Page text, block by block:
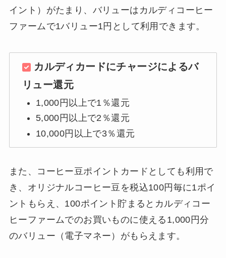
イント）がたまり、バリューはカルディコーヒー
ファームで1バリュー1円として利用できます。
カルディカードにチャージによるバ
リュー還元
1,000円以上で1％還元
5,000円以上で2％還元
10,000円以上で3％還元
また、コーヒー豆ポイントカードとしても利用で
き、オリジナルコーヒー豆を税込100円毎に1ポイ
ントもらえ、100ポイント貯まるとカルディコー
ヒーファームでのお買いものに使える1,000円分
のバリュー（電子マネー）がもらえます。